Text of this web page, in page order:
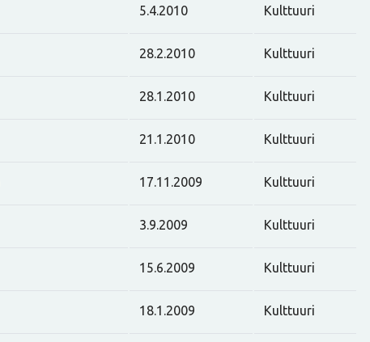
5.4.2010 Kulttuuri
28.2.2010 Kulttuuri
28.1.2010 Kulttuuri
21.1.2010 Kulttuuri
17.11.2009 Kulttuuri
3.9.2009 Kulttuuri
15.6.2009 Kulttuuri
18.1.2009 Kulttuuri